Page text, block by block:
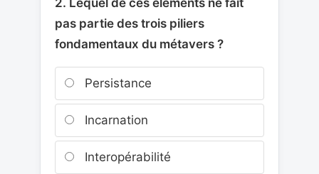
pas partie des trois piliers
fondamentaux du métavers ?
Persistance
Incarnation
Interopérabilité